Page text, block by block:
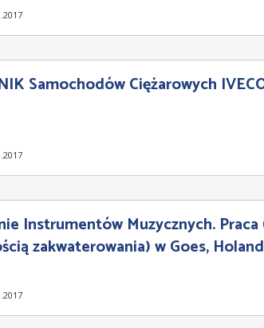
Samochodów Ciężarowych
Instrumentów Muzycznych. Praca
zakwaterowania) w Goes,